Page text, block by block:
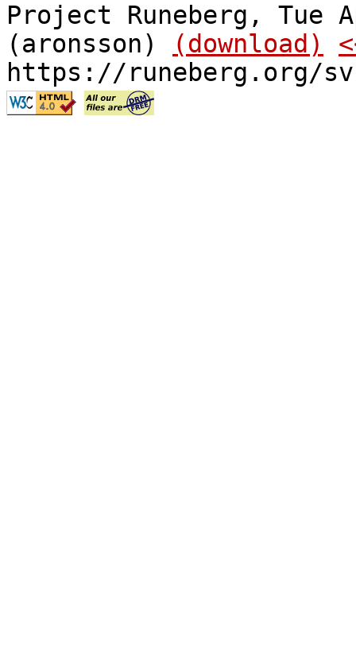
Project Runeberg, Tue
(aronsson)
(download)
https://runeberg.org/